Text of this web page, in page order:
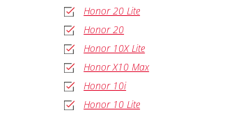
Honor 20 Lite
Honor 20
Honor 10X Lite
Honor X10 Max
Honor 10i
Honor 10 Lite